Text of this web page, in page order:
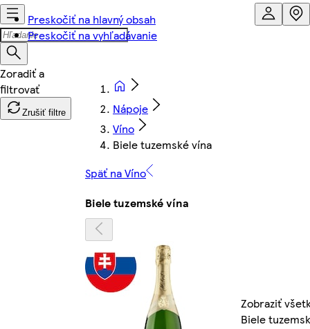
Preskočiť na hlavný obsah
Preskočiť na vyhľadávanie
Zrušiť filtre
Nápoje
Víno
Biele tuzemské vína
Späť na Víno
Biele tuzemské vína
Zobraziť
Biele